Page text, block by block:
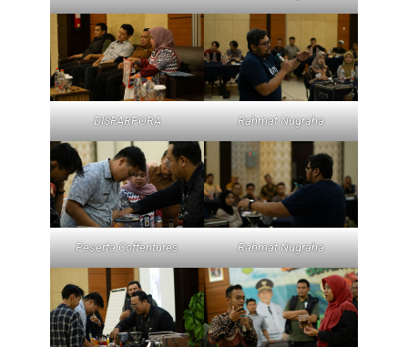
DISPARPORA Rahmat Nugraha
Peserta Coffentures Rahmat Nugraha